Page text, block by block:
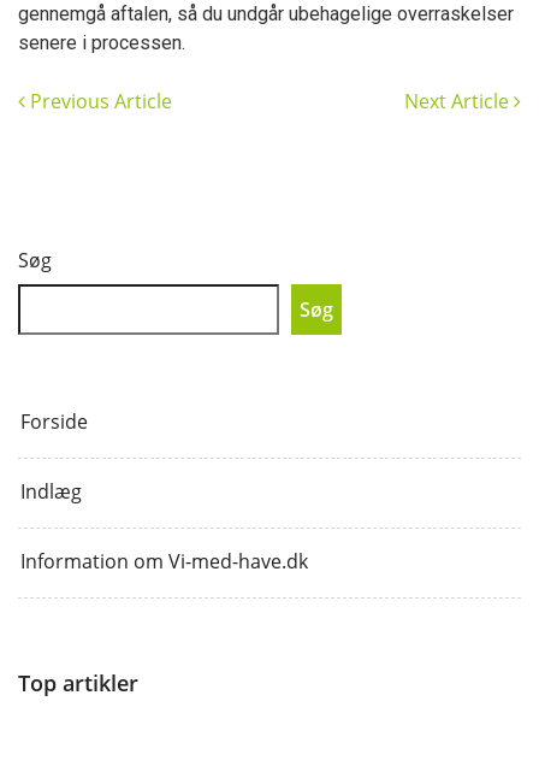
gennemgå aftalen, så du undgår ubehagelige overraskelser
senere i processen.
Previous Article Next Article
Søg
Søg
Forside
Indlæg
Information om Vi-med-have.dk
Top artikler